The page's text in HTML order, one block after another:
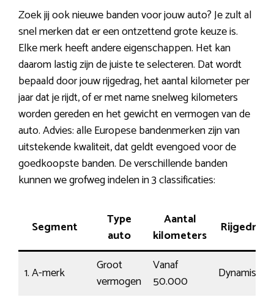
Zoek jij ook nieuwe banden voor jouw auto? Je zult al
snel merken dat er een ontzettend grote keuze is.
Elke merk heeft andere eigenschappen. Het kan
daarom lastig zijn de juiste te selecteren. Dat wordt
bepaald door jouw rijgedrag, het aantal kilometer per
jaar dat je rijdt, of er met name snelweg kilometers
worden gereden en het gewicht en vermogen van de
auto. Advies: alle Europese bandenmerken zijn van
uitstekende kwaliteit, dat geldt evengoed voor de
goedkoopste banden. De verschillende banden
kunnen we grofweg indelen in 3 classificaties:
Segment
Type
auto
Aantal
kilometers
Rijgedrag
1. A-merk
Groot
vermogen
Vanaf
50.000
Dynamisch